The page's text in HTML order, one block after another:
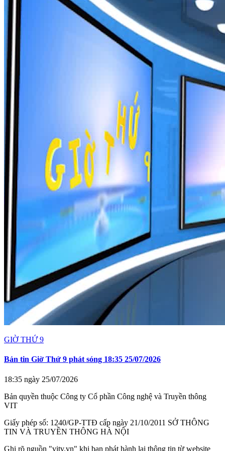
GIỜ THỨ 9
Bản tin Giờ Thứ 9 phát sóng 18:35 25/07/2026
18:35 ngày 25/07/2026
Bản quyền thuộc Công ty Cổ phần Công nghệ và Truyền thông
VIT
Giấy phép số: 1240/GP-TTĐ cấp ngày 21/10/2011 SỞ THÔNG
TIN VÀ TRUYỀN THÔNG HÀ NỘI
Ghi rõ nguồn "vitv.vn" khi bạn phát hành lại thông tin từ website